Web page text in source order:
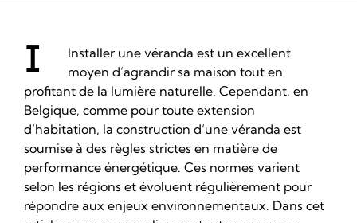
I Installer une véranda est un excellent
moyen d’agrandir sa maison tout en
profitant de la lumière naturelle. Cependant, en
Belgique, comme pour toute extension
d’habitation, la construction d’une véranda est
soumise à des règles strictes en matière de
performance énergétique. Ces normes varient
selon les régions et évoluent régulièrement pour
répondre aux enjeux environnementaux. Dans cet